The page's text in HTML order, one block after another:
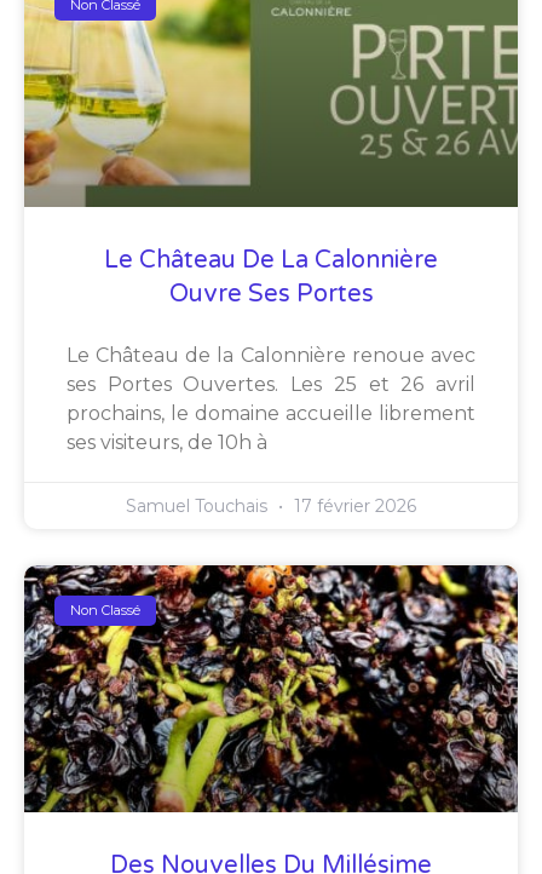
Non Classé
Le Château De La Calonnière
Ouvre Ses Portes
Le Château de la Calonnière renoue avec
ses Portes Ouvertes. Les 25 et 26 avril
prochains, le domaine accueille librement
ses visiteurs, de 10h à
Samuel Touchais 17 février 2026
Non Classé
Des Nouvelles Du Millésime